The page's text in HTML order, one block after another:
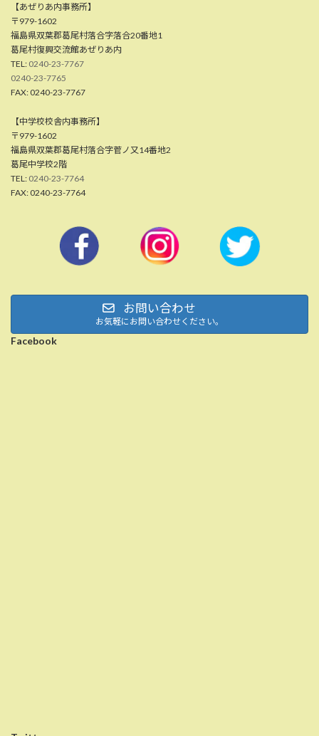
【あぜりあ内事務所】
〒979-1602
福島県双葉郡葛尾村落合字落合20番地1
葛尾村復興交流館あぜりあ内
TEL: 0240-23-7767
0240-23-7765
FAX: 0240-23-7767
【中学校校舎内事務所】
〒979-1602
福島県双葉郡葛尾村落合字菅ノ又14番地2
葛尾中学校2階
TEL: 0240-23-7764
FAX: 0240-23-7764
お問い合わせ
お気軽にお問い合わせください。
Facebook